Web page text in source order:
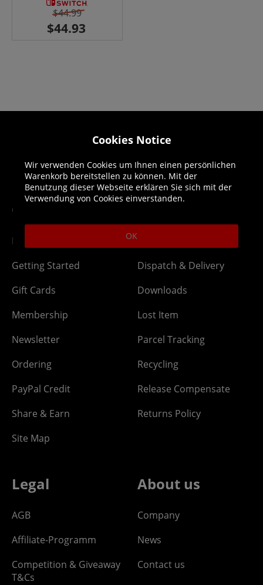
$44.99
Helpline:0844 318 1328
Open 9am-6pm UK time Monday to Friday,
excludes bank holidays.
Guides
DLC Codes
Getting Started
Gift Cards
Membership
Newsletter
Ordering
PayPal Credit
Share & Earn
Site Map
Dispatch & Delivery
Downloads
Lost Item
Parcel Tracking
Recycling
Release Compensate
Returns Policy
Legal
AGB
Affiliate-Programm
Competition & Giveaway
T&Cs
About us
Company
News
Contact us
Cookies Notice
Wir verwenden Cookies um Ihnen einen persönlichen
Warenkorb bereitstellen zu können. Mit der
Benutzung dieser Webseite erklären Sie sich mit der
Verwendung von Cookies einverstanden.
OK